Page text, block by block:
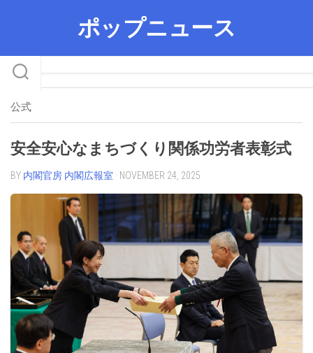
ポップニュース
公式
安全安心なまちづくり関係功労者表彰式
BY 内閣官房 内閣広報室 · NOVEMBER 24, 2025